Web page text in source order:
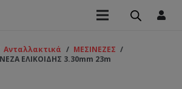
Ανταλλακτικά / ΜΕΣΙΝΕΖΕΣ /
ΕΛΙΚΟΙΔΗΣ 3.30mm 23m